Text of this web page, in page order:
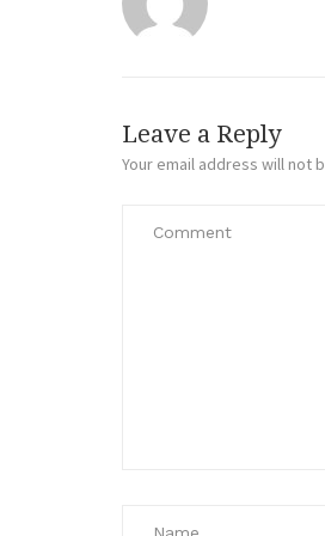
Leave a Reply
Your email address will not